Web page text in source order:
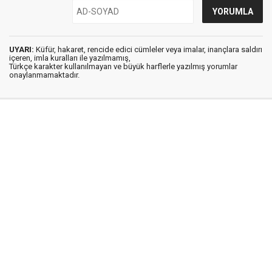
UYARI: Küfür, hakaret, rencide edici cümleler veya imalar, inançlara saldırı
içeren, imla kuralları ile yazılmamış,
Türkçe karakter kullanılmayan ve büyük harflerle yazılmış yorumlar
onaylanmamaktadır.